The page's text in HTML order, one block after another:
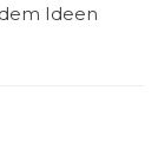
Ideen